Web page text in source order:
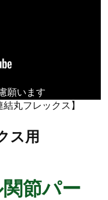
願います
ス用
関節パー